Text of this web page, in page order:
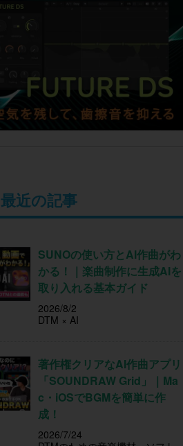
最近の記事
SUNOの使い方とAI作曲がわ
かる！｜楽曲制作に生成AIを
取り入れる基本ガイド
2026/8/2
DTM × AI
著作権クリアなAI作曲アプリ
「SOUNDRAW Grid」｜Ma
c・iOSでBGMを簡単に作
成！
2026/7/24